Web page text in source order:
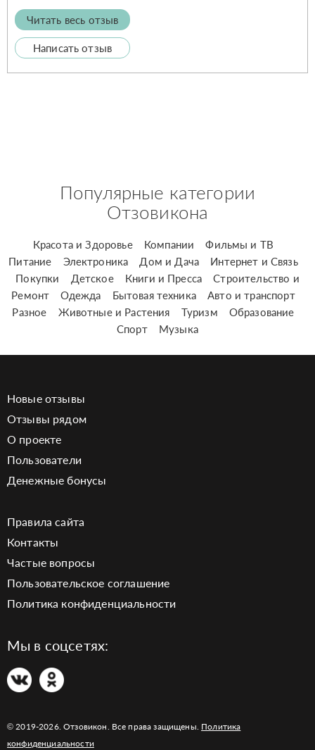
Читать весь отзыв
Написать отзыв
Популярные категории
Отзовикона
Красота и Здоровье Компании
Фильмы и ТВ
Питание
Электроника Дом и Дача
Интернет и Связь
Покупки
Детское Книги и Пресса
Строительство и
Ремонт
Одежда Бытовая техника
Авто и транспорт
Разное
Животные и Растения Туризм
Образование
Спорт
Музыка
Новые отзывы
Отзывы рядом
О проекте
Пользователи
Денежные бонусы
Правила сайта
Контакты
Частые вопросы
Пользовательское соглашение
Политика конфиденциальности
Мы в соцсетях:
© 2019-2026. Отзовикон. Все права защищены. Политика
конфиденциальности